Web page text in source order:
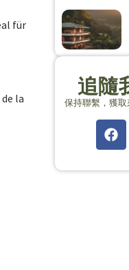
für
la 追隨
保持聯繫，獲